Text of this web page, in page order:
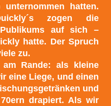
hatten.
zogen die
auf sich –
hatte. Der Spruch
zu.
Rande: als kleine
eine Liege, und einen
und
drapiert. Als wir